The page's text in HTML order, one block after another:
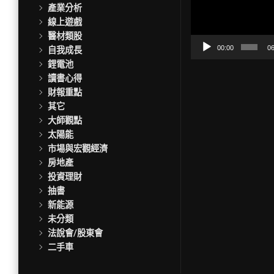
產業分析
線上遊戲
醫材類股
自我成長
鋰電池
讀書心得
財報重點
其它
大師觀點
太陽能
市場與宏觀經濟
房地產
投資理財
抽書
新能源
未分類
法說會/股東會
二手車
放
00:00